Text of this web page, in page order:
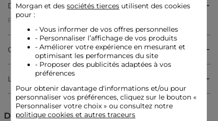
Description
Pantalon droit à pinces
Taille haute
Coupe droite
2 poches passepoilées au dos
Fermeture zippée sur l'avant
Pinces sur les jambes
Passants à la taille
Référence : 32536300988320931 242-POYA.F
Catégorie :Pantalons droits femme
Couleur :Pantalons droits femme blanc
Composition & Entretien
Livraison & Retour
Découvrez aussi
Morgan et dessociétés tierces utilisent des cookies
pour :
- Vous informer de vos offres personnelles
- Personnaliser l’affichage de vos produits
- Améliorer votre expérience en mesurant et
optimisant les performances du site
- Proposer des publicités adaptées à vos
préférences
Pour obtenir davantage d'informations et/ou pour
personnaliser vos préférences, cliquez sur le bouton «
Personnaliser votre choix » ou consultez notre
politique cookies et autres traceurs